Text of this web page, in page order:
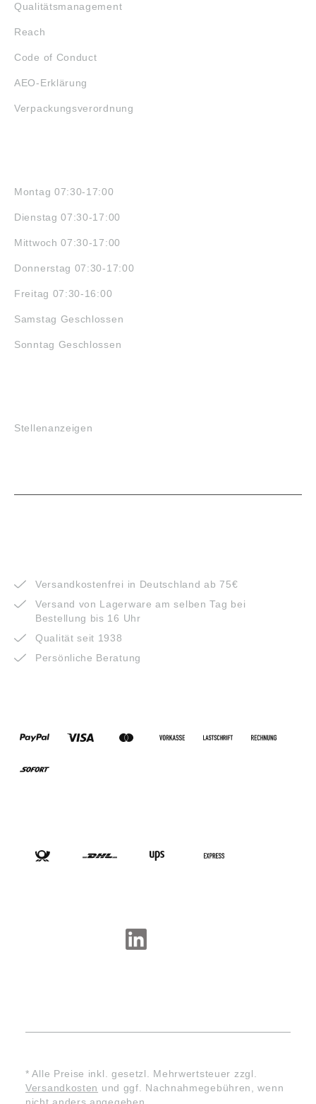
Qualitätsmanagement
Reach
Code of Conduct
AEO-Erklärung
Verpackungsverordnung
Montag 07:30-17:00
Dienstag 07:30-17:00
Mittwoch 07:30-17:00
Donnerstag 07:30-17:00
Freitag 07:30-16:00
Samstag Geschlossen
Sonntag Geschlossen
Stellenanzeigen
Versandkostenfrei in Deutschland ab 75€
Versand von Lagerware am selben Tag bei
Bestellung bis 16 Uhr
Qualität seit 1938
Persönliche Beratung
* Alle Preise inkl. gesetzl. Mehrwertsteuer zzgl.
Versandkosten und ggf. Nachnahmegebühren, wenn